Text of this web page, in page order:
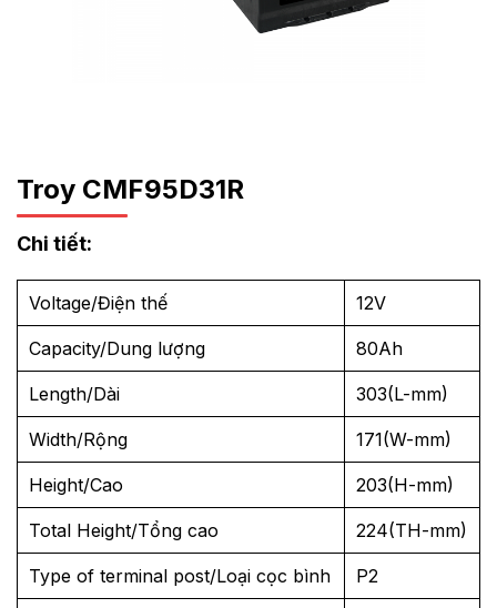
Troy CMF95D31R
Chi tiết:
Voltage/Điện thế 12V
Capacity/Dung lượng 80Ah
Length/Dài 303(L-mm)
Width/Rộng 171(W-mm)
Height/Cao 203(H-mm)
Total Height/Tổng cao 224(TH-mm)
Type of terminal post/Loại cọc bình P2